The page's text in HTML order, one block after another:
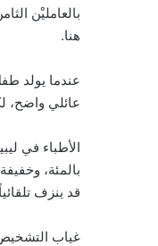
بالعامليْن
هنا.
عندما يولد
عائلي واضح،
الأطباء في
بالمئة،
قد ينزف
غياب